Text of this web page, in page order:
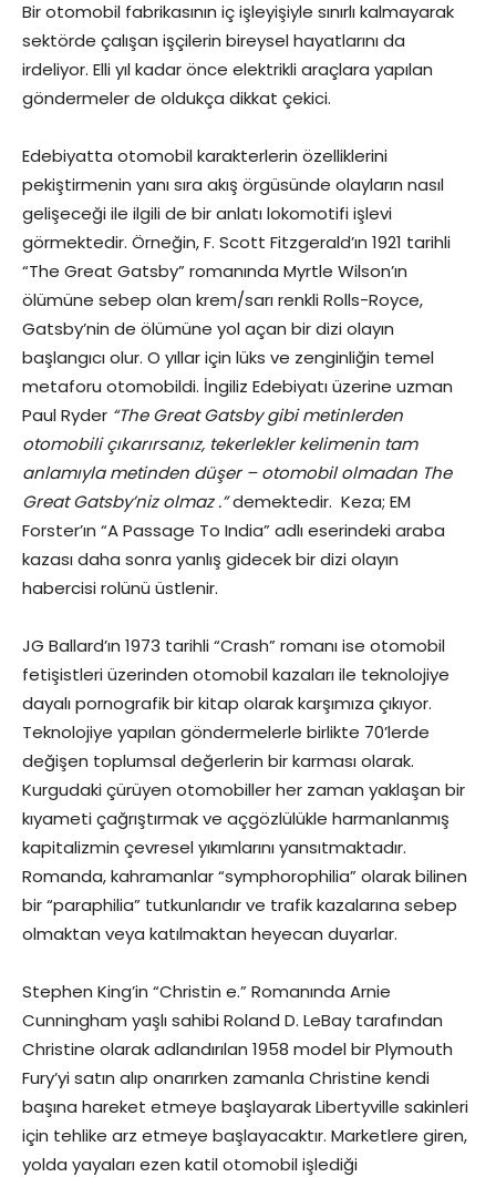
Bir otomobil fabrikasının iç işleyişiyle sınırlı kalmayarak
sektörde çalışan işçilerin bireysel hayatlarını da
irdeliyor. Elli yıl kadar önce elektrikli araçlara yapılan
göndermeler de oldukça dikkat çekici.
Edebiyatta otomobil karakterlerin özelliklerini
pekiştirmenin yanı sıra akış örgüsünde olayların nasıl
gelişeceği ile ilgili de bir anlatı lokomotifi işlevi
görmektedir. Örneğin, F. Scott Fitzgerald’ın 1921 tarihli
“The Great Gatsby” romanında Myrtle Wilson’ın
ölümüne sebep olan krem/sarı renkli Rolls-Royce,
Gatsby’nin de ölümüne yol açan bir dizi olayın
başlangıcı olur. O yıllar için lüks ve zenginliğin temel
metaforu otomobildi. İngiliz Edebiyatı üzerine uzman
Paul Ryder “The Great Gatsby gibi metinlerden
otomobili çıkarırsanız, tekerlekler kelimenin tam
anlamıyla metinden düşer – otomobil olmadan The
Great Gatsby’niz olmaz .”demektedir. Keza; EM
Forster’ın “A Passage To India” adlı eserindeki araba
kazası daha sonra yanlış gidecek bir dizi olayın
habercisi rolünü üstlenir.
JG Ballard’ın 1973 tarihli “Crash” romanı ise otomobil
fetişistleri üzerinden otomobil kazaları ile teknolojiye
dayalı pornografik bir kitap olarak karşımıza çıkıyor.
Teknolojiye yapılan göndermelerle birlikte 70’lerde
değişen toplumsal değerlerin bir karması olarak.
Kurgudaki çürüyen otomobiller her zaman yaklaşan bir
kıyameti çağrıştırmak ve açgözlülükle harmanlanmış
kapitalizmin çevresel yıkımlarını yansıtmaktadır.
Romanda, kahramanlar “symphorophilia” olarak bilinen
bir “paraphilia” tutkunlarıdır ve trafik kazalarına sebep
olmaktan veya katılmaktan heyecan duyarlar.
Stephen King’in “Christin e.” Romanında Arnie
Cunningham yaşlı sahibi Roland D. LeBay tarafından
Christine olarak adlandırılan 1958 model bir Plymouth
Fury’yi satın alıp onarırken zamanla Christine kendi
başına hareket etmeye başlayarak Libertyville sakinleri
için tehlike arz etmeye başlayacaktır. Marketlere giren,
yolda yayaları ezen katil otomobil işlediği